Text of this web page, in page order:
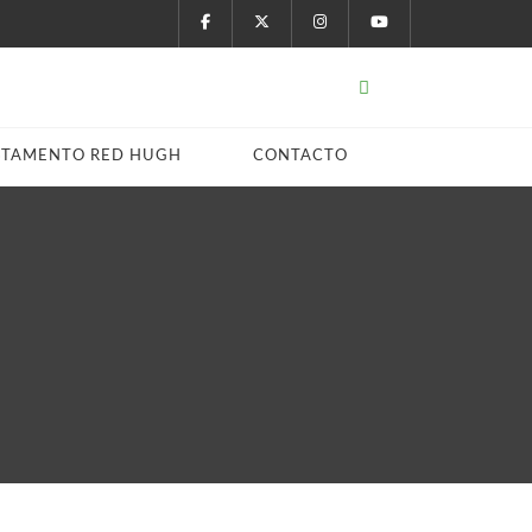
RED HUGH CONTACTO